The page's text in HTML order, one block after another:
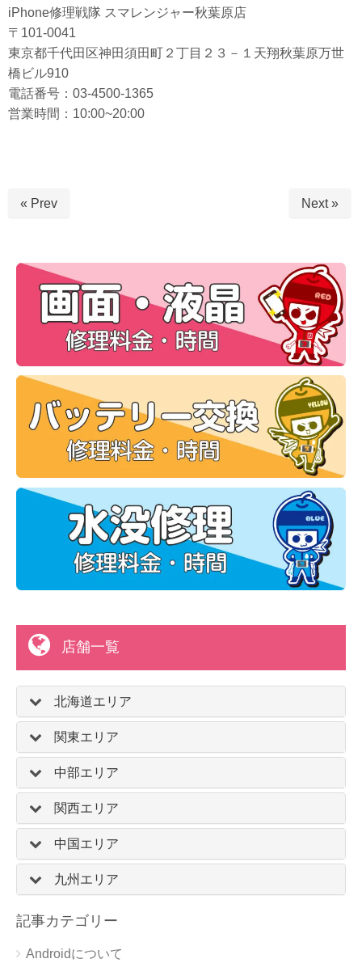
iPhone修理戦隊 スマレンジャー秋葉原店
〒101-0041
東京都千代田区神田須田町２丁目２３－１天翔秋葉原万世
橋ビル910
電話番号：03-4500-1365
営業時間：10:00~20:00
« Prev Next »
店舗一覧
北海道エリア
関東エリア
中部エリア
関西エリア
中国エリア
九州エリア
記事カテゴリー
Androidについて